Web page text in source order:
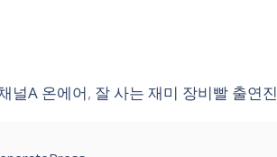
널A 온에어, 잘 사는 재미 장비빨 출연진